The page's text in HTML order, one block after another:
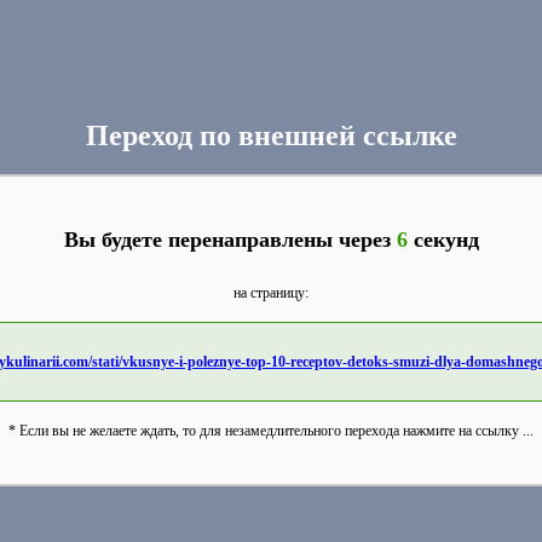
Переход по внешней ссылке
Вы будете перенаправлены через 6секунд
на страницу:
stati/vkusnye-i-poleznye-top-10-receptov-detoks-smuzi-dlya-
* Если вы не желаете ждать, то для незамедлительного перехода нажмите на ссылку ...